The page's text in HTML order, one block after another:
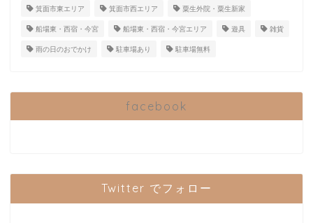
箕面市東エリア 箕面市西エリア 粟生外院・粟生新家
船場東・西宿・今宮 船場東・西宿・今宮エリア 遊具 雑貨
雨の日のおでかけ 駐車場あり 駐車場無料
facebook
Twitter でフォロー